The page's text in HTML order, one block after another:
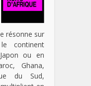
résonne sur
continent
ou en
Ghana,
du Sud,